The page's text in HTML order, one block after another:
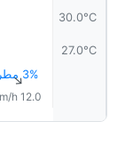
30.0°C
27.0°C
3% مطر↑
12.0 km/h